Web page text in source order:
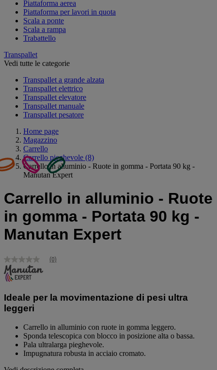
Piattaforma aerea
Piattaforma per lavori in quota
Scala a ponte
Scala a rampa
Trabattello
Transpallet
Vedi tutte le categorie
Transpallet a grande alzata
Transpallet elettrico
Transpallet elevatore
Transpallet manuale
Transpallet pesatore
Home page
Magazzino
Carrello
Carrello pieghevole (8)
Carrello in alluminio - Ruote in gomma - Portata 90 kg -
Manutan Expert
Carrello in alluminio - Ruote
in gomma - Portata 90 kg -
Manutan Expert
Nessuna
valutazione
Stesso
alla
pagina.
(0)
Ideale per la movimentazione di pesi ultra
leggeri
Carrello in alluminio con ruote in gomma leggero.
Sponda telescopica con blocco in posizione alta o bassa.
Pala ultralarga pieghevole.
Impugnatura robusta in acciaio cromato.